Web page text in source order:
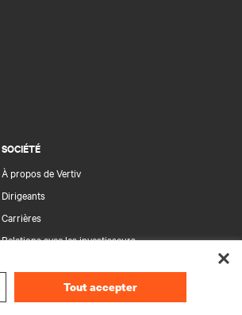
SOCIÉTÉ
À propos de Vertiv
Dirigeants
Carrières
Relations avec les investisseurs
Vos choix en matière de confidentialité
Tout accepter